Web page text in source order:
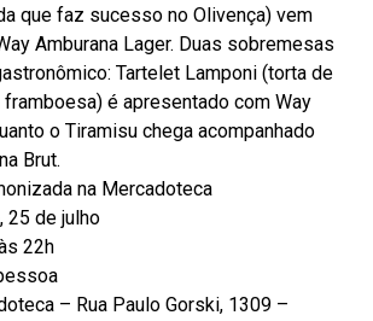
que faz sucesso no Olivença) vem
Amburana Lager. Duas sobremesas
Tartelet Lamponi (torta de
é apresentado com Way
o Tiramisu chega acompanhado
Brut.
na Mercadoteca
25 de julho
22h
– Rua Paulo Gorski, 1309 –